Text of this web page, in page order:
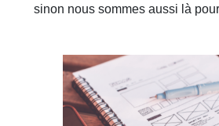
sinon nous sommes aussi là